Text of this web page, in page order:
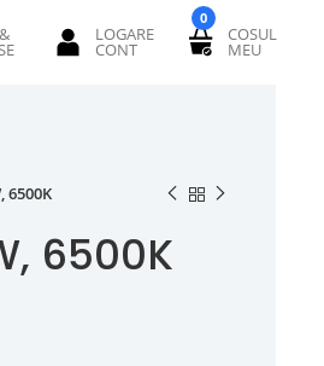
0
6500K
6500K